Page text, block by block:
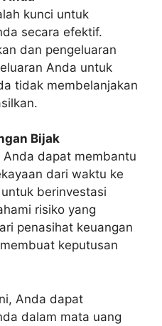
kunci untuk
secara efektif.
dan pengeluaran
Anda untuk
tidak membelanjakan
Bijak
dapat membantu
dari waktu ke
berinvestasi
risiko yang
penasihat keuangan
keputusan
Anda dapat
dalam mata uang